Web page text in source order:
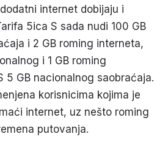
internet dobijaju i
5ica S sada nudi 100 GB
i 2 GB roming interneta,
i 1 GB roming
5 GB nacionalnog saobraćaja.
korisnicima kojima je
internet, uz nešto roming
putovanja.